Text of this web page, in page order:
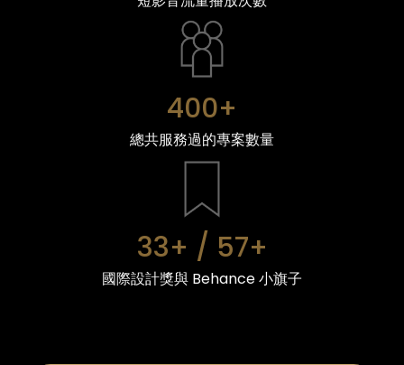
400+
總共服務過的專案數量
33+ / 57+
國際設計獎與 Behance 小旗子